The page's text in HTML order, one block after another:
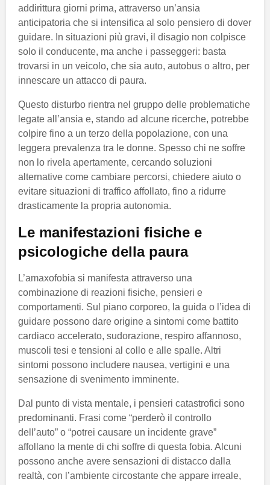
addirittura giorni prima, attraverso un’ansia
anticipatoria che si intensifica al solo pensiero di dover
guidare. In situazioni più gravi, il disagio non colpisce
solo il conducente, ma anche i passeggeri: basta
trovarsi in un veicolo, che sia auto, autobus o altro, per
innescare un attacco di paura.
Questo disturbo rientra nel gruppo delle problematiche
legate all’ansia e, stando ad alcune ricerche, potrebbe
colpire fino a un terzo della popolazione, con una
leggera prevalenza tra le donne. Spesso chi ne soffre
non lo rivela apertamente, cercando soluzioni
alternative come cambiare percorsi, chiedere aiuto o
evitare situazioni di traffico affollato, fino a ridurre
drasticamente la propria autonomia.
Le manifestazioni fisiche e
psicologiche della paura
L’amaxofobia si manifesta attraverso una
combinazione di reazioni fisiche, pensieri e
comportamenti. Sul piano corporeo, la guida o l’idea di
guidare possono dare origine a sintomi come battito
cardiaco accelerato, sudorazione, respiro affannoso,
muscoli tesi e tensioni al collo e alle spalle. Altri
sintomi possono includere nausea, vertigini e una
sensazione di svenimento imminente.
Dal punto di vista mentale, i pensieri catastrofici sono
predominanti. Frasi come “perderò il controllo
dell’auto” o “potrei causare un incidente grave”
affollano la mente di chi soffre di questa fobia. Alcuni
possono anche avere sensazioni di distacco dalla
realtà, con l’ambiente circostante che appare irreale,